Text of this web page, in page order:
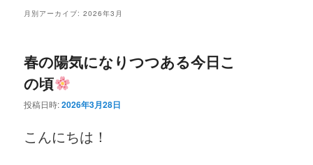
ン
テ
テ
ン
月別アーカイブ:2026年3月
春の陽気になりつつある今日こ
の頃
投稿日時:2026年3月28日
こんにちは！